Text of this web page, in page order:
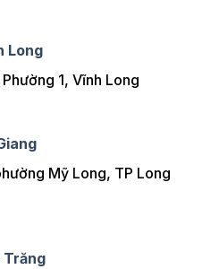
Long
1, Vĩnh Long
Mỹ Long, TP Long
Trăng